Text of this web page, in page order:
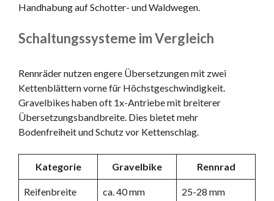
Handhabung auf Schotter- und Waldwegen.
Schaltungssysteme im Vergleich
Rennräder nutzen engere Übersetzungen mit zwei
Kettenblättern vorne für Höchstgeschwindigkeit.
Gravelbikes haben oft 1x-Antriebe mit breiterer
Übersetzungsbandbreite. Dies bietet mehr
Bodenfreiheit und Schutz vor Kettenschlag.
Kategorie Gravelbike Rennrad
Reifenbreite ca. 40 mm 25-28 mm